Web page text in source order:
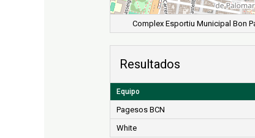
Complex Esportiu Municipal Bon
Resultados
Equipo
Pagesos BCN
White